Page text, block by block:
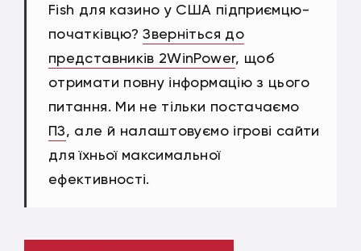
Fish для казино у США підприємцю-
початківцю?Зверніться до
представників 2WinPower, щоб
отримати повну інформацію з цього
питання. Ми не тільки постачаємо
ПЗ, але й налаштовуємо ігрові сайти
для їхньої максимальної
ефективності.